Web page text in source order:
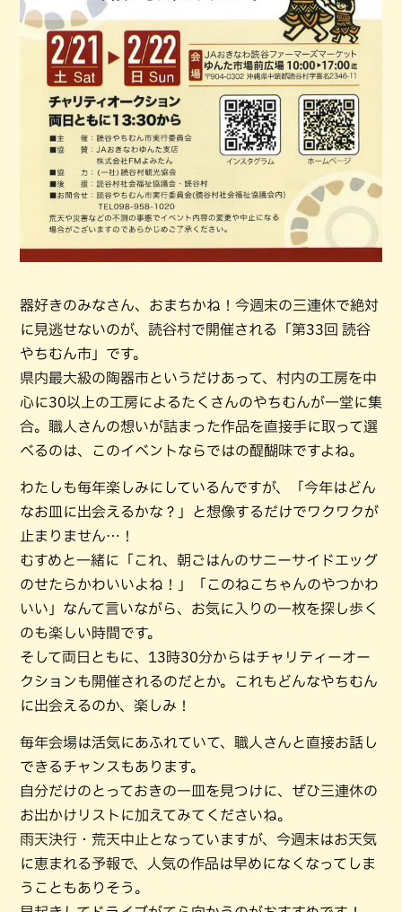
器好きのみなさん、おまちかね！今週末の三連休で絶対
に見逃せないのが、読谷村で開催される「第33回 読谷
やちむん市」です。
県内最大級の陶器市というだけあって、村内の工房を中
心に30以上の工房によるたくさんのやちむんが一堂に集
合。職人さんの想いが詰まった作品を直接手に取って選
べるのは、このイベントならではの醍醐味ですよね。
わたしも毎年楽しみにしているんですが、「今年はどん
なお皿に出会えるかな？」と想像するだけでワクワクが
止まりません…！
むすめと一緒に「これ、朝ごはんのサニーサイドエッグ
のせたらかわいいよね！」「このねこちゃんのやつかわ
いい」なんて言いながら、お気に入りの一枚を探し歩く
のも楽しい時間です。
そして両日ともに、13時30分からはチャリティーオー
クションも開催されるのだとか。これもどんなやちむん
に出会えるのか、楽しみ！
毎年会場は活気にあふれていて、職人さんと直接お話し
できるチャンスもあります。
自分だけのとっておきの一皿を見つけに、ぜひ三連休の
お出かけリストに加えてみてくださいね。
雨天決行・荒天中止となっていますが、今週末はお天気
に恵まれる予報で、人気の作品は早めになくなってしま
うこともありそう。